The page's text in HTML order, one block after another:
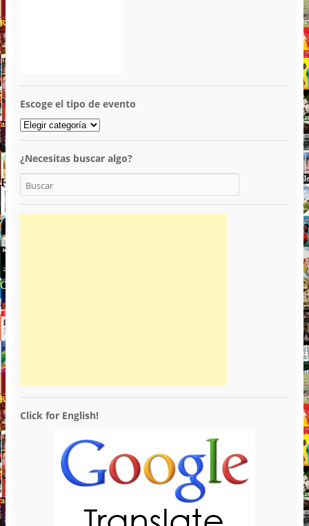
Escoge el tipo de evento
¿Necesitas buscar algo?
Click for English!